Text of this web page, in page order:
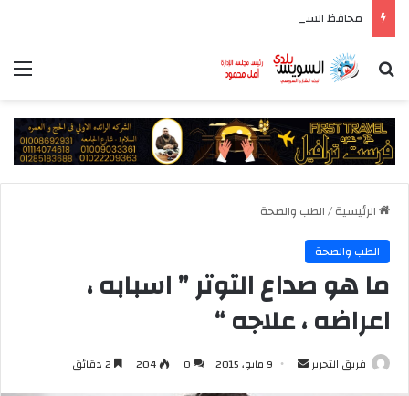
بحث عن
الرئيسية/الطب والصحة
الطب والصحة
ما هو صداع التوتر ” اسبابه ،
اعراضه ، علاجه “
فريق التحرير
أرسل 9 مايو، 2015 0
204